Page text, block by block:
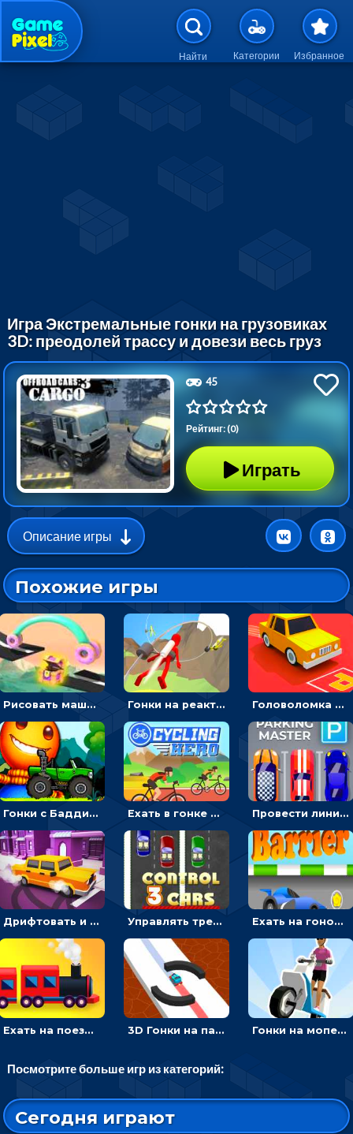
Перейти к основному
Найти Категории Избранное
Игра Экстремальные гонки на грузовиках
3D: преодолей трассу и довези весь груз
45
Рейтинг: (0)
Играть
Описание игры
Похожие игры
Рисовать машину и выигрывать гонку - для мальчиков Гонки на реактивном ранце: избегать преград, чтобы лететь к финишу Головоломка Парк-стоянка: рисовать линии, чтобы парковать машины
Гонки с Бадди: ехать на джипе и собирать монеты Ехать в гонке на велосипедах через трамплины к финишу на скорость - спортивные Провести линию, чтобы припарковать машину на место и собрать монеты - гонки
Дрифтовать и парковаться на городской трассе - гонки Управлять тремя машинками в разных рядах на трассе - гонки Ехать на гоночной машине, чтобы обходить преграды и собирать звезды - для мальчиков
Ехать на поезде, через препятствия и собирать пассажиров - для мальчиков 3D Гонки на паровозике: ехать по линии или обходить преграды Гонки на мопеде с курьером: менять полосы движения, чтобы собирать деньги
Посмотрите больше игр из категорий:
Сегодня играют